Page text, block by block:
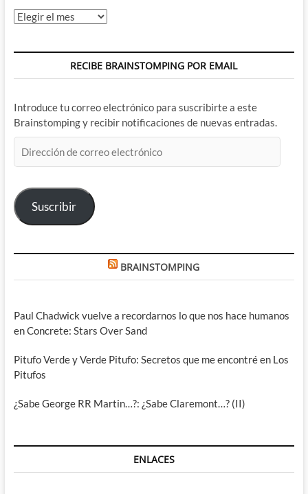
Archivos
RECIBE BRAINSTOMPING POR EMAIL
Introduce tu correo electrónico para suscribirte a este
Brainstomping y recibir notificaciones de nuevas entradas.
de
electrónico
Suscribir
BRAINSTOMPING
Paul Chadwick vuelve a recordarnos lo que nos hace humanos
en Concrete: Stars Over Sand
Pitufo Verde y Verde Pitufo: Secretos que me encontré en Los
Pitufos
¿Sabe George RR Martin…?: ¿Sabe Claremont…? (II)
ENLACES